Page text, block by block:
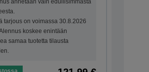
annetaan vain edullisimmasta
tarjous on voimassa 30.8.2026
koskee enintään
samaa tuotetta tilausta